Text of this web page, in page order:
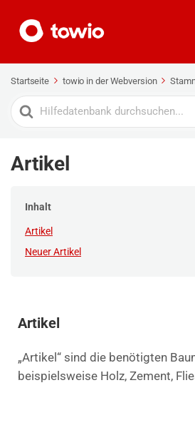
Startseite towio in der Webversion
Search
For
Artikel
Inhalt
Artikel
Neuer Artikel
Artikel
„Artikel“ sind die benötigten
beispielsweise Holz, Zement,